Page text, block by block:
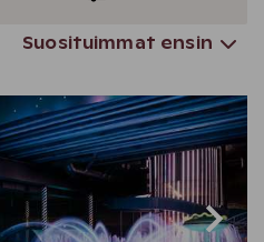
Suosituimmat ensin